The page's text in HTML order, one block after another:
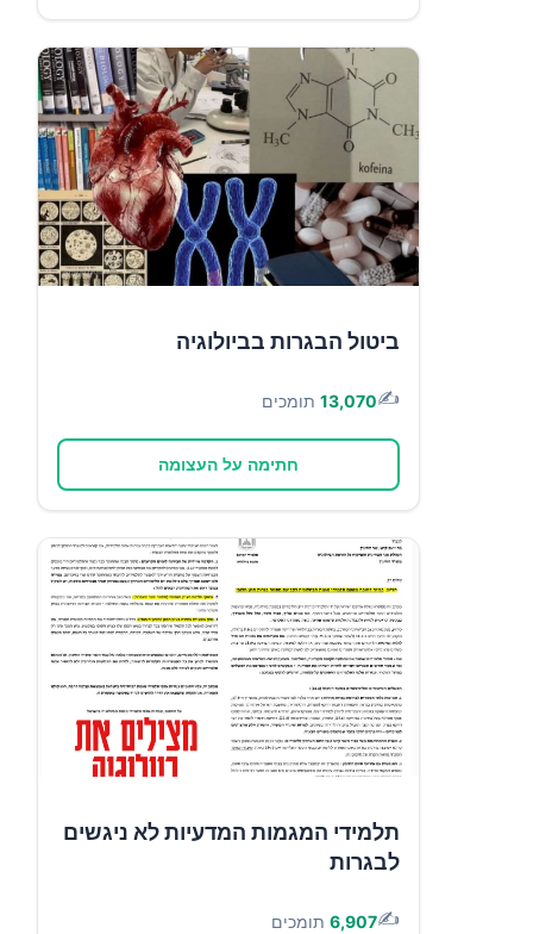
ביטול הבגרות בביולוגיה
✍️
13,070 תומכים
חתימה על העצומה
תלמידי המגמות המדעיות לא ניגשים
לבגרות
✍️
6,907 תומכים